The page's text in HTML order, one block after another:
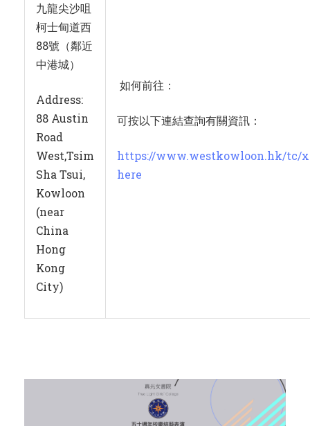
九龍尖沙咀
柯士甸道西
88號（鄰近
Address:
88 Austin
Road
West,Tsim
Sha Tsui,
Kowloon
(near
China
Hong
Kong
https://www.westkowloon.hk/tc/